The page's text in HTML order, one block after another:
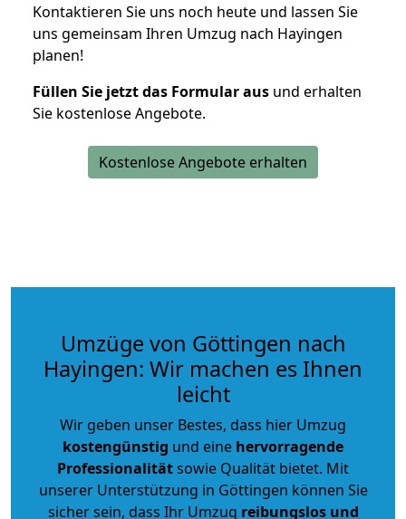
Kontaktieren Sie uns noch heute und lassen Sie
uns gemeinsam Ihren Umzug nach Hayingen
planen!
Füllen Sie jetzt das Formular aus und erhalten
Sie kostenlose Angebote.
Kostenlose Angebote erhalten
Umzüge von Göttingen nach
Hayingen: Wir machen es Ihnen
leicht
Wir geben unser Bestes, dass hier Umzug
kostengünstig und eine hervorragende
Professionalitätsowie Qualität bietet. Mit
unserer Unterstützung in Göttingen können Sie
sicher sein, dass Ihr Umzug reibungslos und